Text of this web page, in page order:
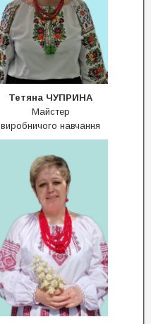
Тетяна ЧУПРИНА
Майстер
виробничого навчання